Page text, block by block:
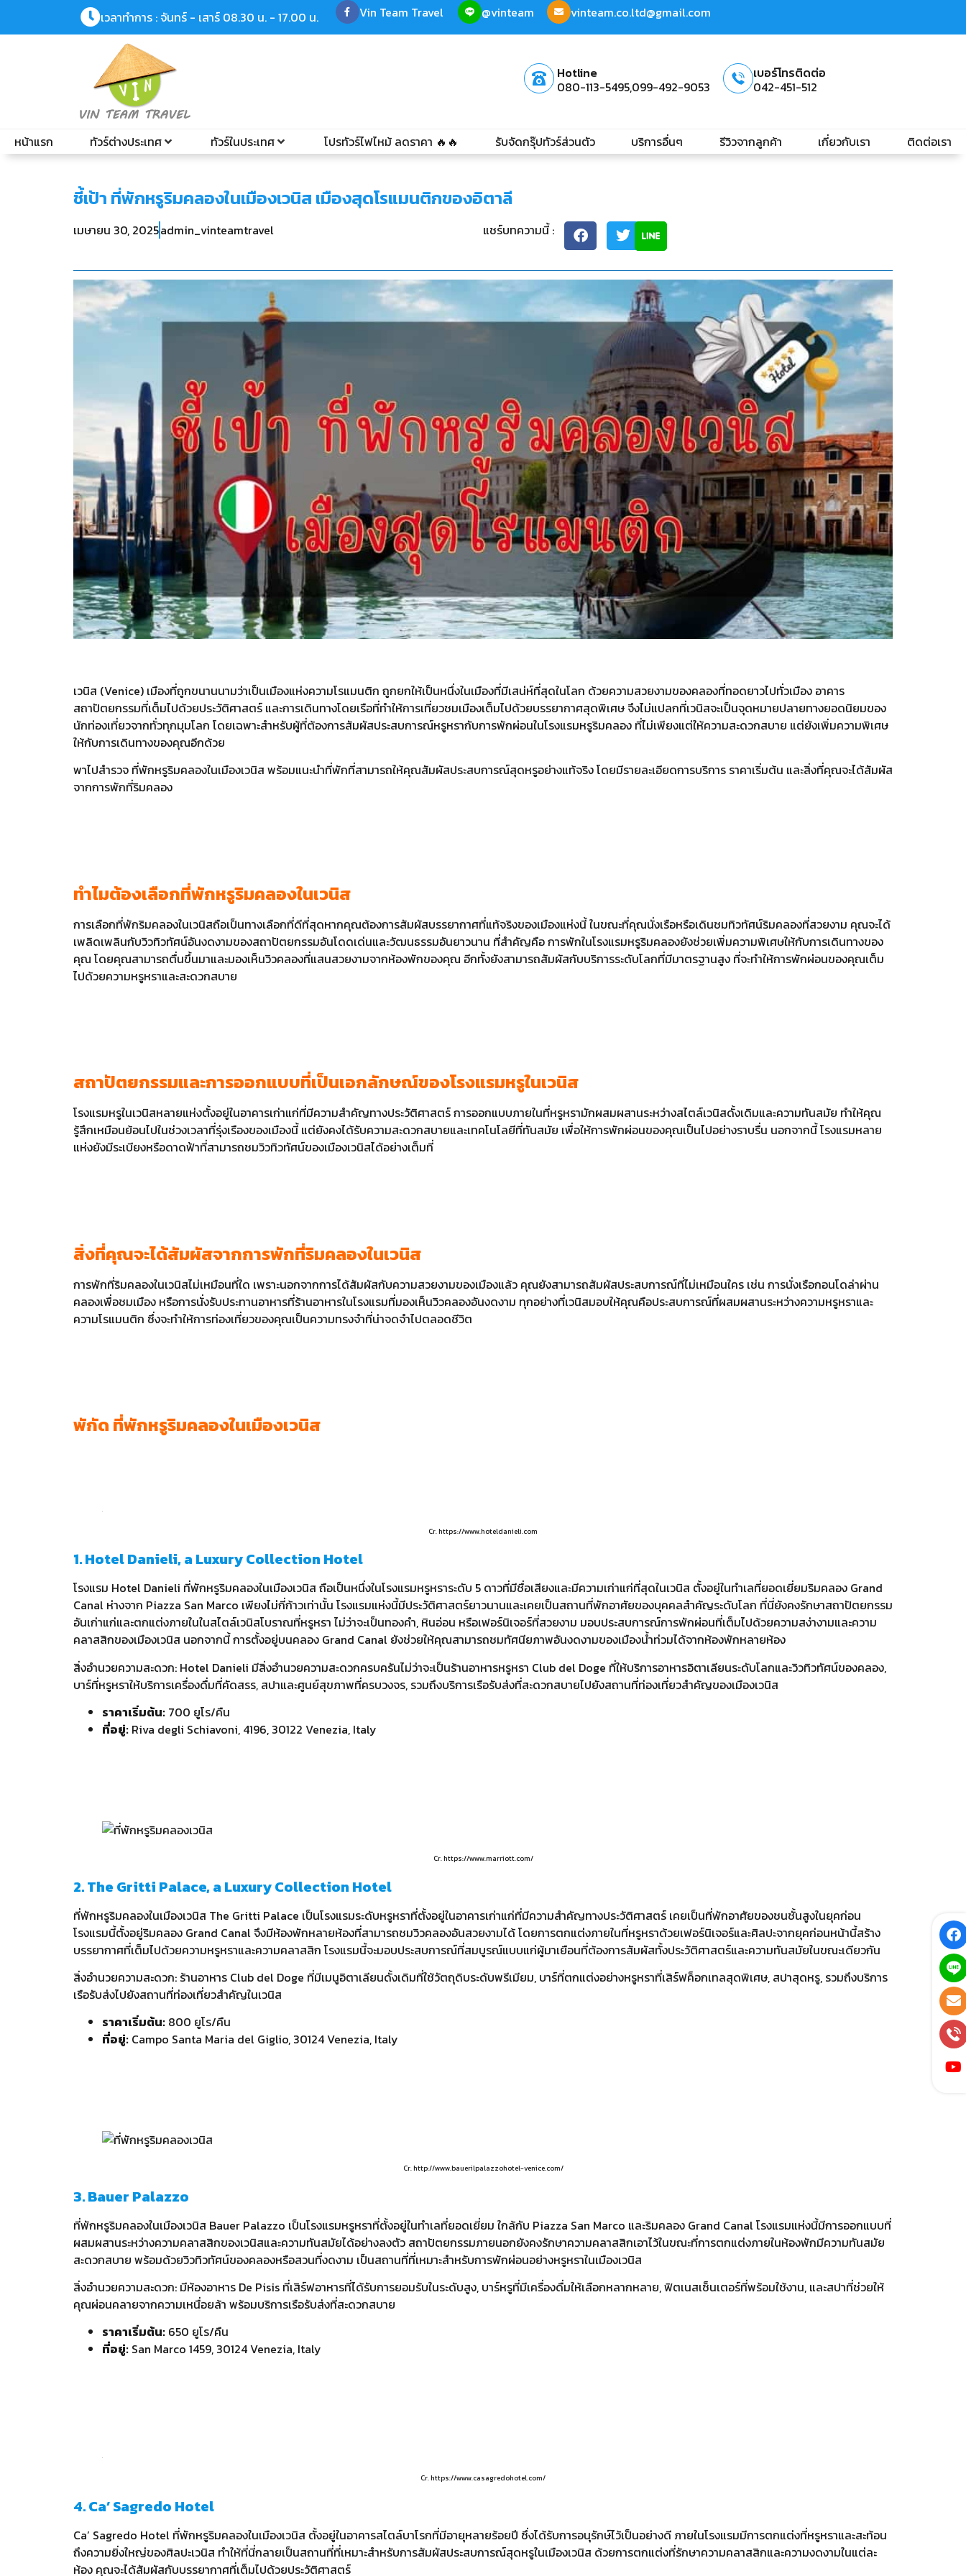
เวลาทำการ : จันทร์ - เสาร์ 08.30 น. - 17.00 น. Vin Team Travel @vinteam vinteam.co.ltd@gmail.com
Hotline
080-113-5495,099-492-9053
เบอร์โทรติดต่อ
042-451-512
หน้าแรก ทัวร์ต่างประเทศ ทัวร์ในประเทศ โปรทัวร์ไฟไหม้ ลดราคา 🔥🔥 รับจัดกรุ๊ปทัวร์ส่วนตัว บริการอื่นๆ รีวิวจากลูกค้า เกี่ยวกับเรา ติดต่อเรา
ชี้เป้า ที่พักหรูริมคลองในเมืองเวนิส เมืองสุดโรแมนติกของอิตาลี
เมษายน 30, 2025admin_vinteamtravel แชร์บทความนี้ :
เวนิส (Venice) เมืองที่ถูกขนานนามว่าเป็นเมืองแห่งความโรแมนติก ถูกยกให้เป็นหนึ่งในเมืองที่มีเสน่ห์ที่สุดในโลก ด้วยความสวยงามของคลองที่ทอดยาวไปทั่วเมือง อาคาร
สถาปัตยกรรมที่เต็มไปด้วยประวัติศาสตร์ และการเดินทางโดยเรือที่ทำให้การเที่ยวชมเมืองเต็มไปด้วยบรรยากาศสุดพิเศษ จึงไม่แปลกที่เวนิสจะเป็นจุดหมายปลายทางยอดนิยมของ
นักท่องเที่ยวจากทั่วทุกมุมโลก โดยเฉพาะสำหรับผู้ที่ต้องการสัมผัสประสบการณ์หรูหรากับการพักผ่อนในโรงแรมหรูริมคลอง ที่ไม่เพียงแต่ให้ความสะดวกสบาย แต่ยังเพิ่มความพิเศษ
ให้กับการเดินทางของคุณอีกด้วย
พาไปสำรวจ ที่พักหรูริมคลองในเมืองเวนิส พร้อมแนะนำที่พักที่สามารถให้คุณสัมผัสประสบการณ์สุดหรูอย่างแท้จริง โดยมีรายละเอียดการบริการ ราคาเริ่มต้น และสิ่งที่คุณจะได้สัมผัส
จากการพักที่ริมคลอง
ทำไมต้องเลือกที่พักหรูริมคลองในเวนิส
การเลือกที่พักริมคลองในเวนิสถือเป็นทางเลือกที่ดีที่สุดหากคุณต้องการสัมผัสบรรยากาศที่แท้จริงของเมืองแห่งนี้ ในขณะที่คุณนั่งเรือหรือเดินชมทิวทัศน์ริมคลองที่สวยงาม คุณจะได้
เพลิดเพลินกับวิวทิวทัศน์อันงดงามของสถาปัตยกรรมอันโดดเด่นและวัฒนธรรมอันยาวนาน ที่สำคัญคือ การพักในโรงแรมหรูริมคลองยังช่วยเพิ่มความพิเศษให้กับการเดินทางของ
คุณ โดยคุณสามารถตื่นขึ้นมาและมองเห็นวิวคลองที่แสนสวยงามจากห้องพักของคุณ อีกทั้งยังสามารถสัมผัสกับบริการระดับโลกที่มีมาตรฐานสูง ที่จะทำให้การพักผ่อนของคุณเต็ม
ไปด้วยความหรูหราและสะดวกสบาย
สถาปัตยกรรมและการออกแบบที่เป็นเอกลักษณ์ของโรงแรมหรูในเวนิส
โรงแรมหรูในเวนิสหลายแห่งตั้งอยู่ในอาคารเก่าแก่ที่มีความสำคัญทางประวัติศาสตร์ การออกแบบภายในที่หรูหรามักผสมผสานระหว่างสไตล์เวนิสดั้งเดิมและความทันสมัย ทำให้คุณ
รู้สึกเหมือนย้อนไปในช่วงเวลาที่รุ่งเรืองของเมืองนี้ แต่ยังคงได้รับความสะดวกสบายและเทคโนโลยีที่ทันสมัย เพื่อให้การพักผ่อนของคุณเป็นไปอย่างราบรื่น นอกจากนี้ โรงแรมหลาย
แห่งยังมีระเบียงหรือดาดฟ้าที่สามารถชมวิวทิวทัศน์ของเมืองเวนิสได้อย่างเต็มที่
สิ่งที่คุณจะได้สัมผัสจากการพักที่ริมคลองในเวนิส
การพักที่ริมคลองในเวนิสไม่เหมือนที่ใด เพราะนอกจากการได้สัมผัสกับความสวยงามของเมืองแล้ว คุณยังสามารถสัมผัสประสบการณ์ที่ไม่เหมือนใคร เช่น การนั่งเรือกอนโดล่าผ่าน
คลองเพื่อชมเมือง หรือการนั่งรับประทานอาหารที่ร้านอาหารในโรงแรมที่มองเห็นวิวคลองอันงดงาม ทุกอย่างที่เวนิสมอบให้คุณคือประสบการณ์ที่ผสมผสานระหว่างความหรูหราและ
ความโรแมนติก ซึ่งจะทำให้การท่องเที่ยวของคุณเป็นความทรงจำที่น่าจดจำไปตลอดชีวิต
พักัด ที่พักหรูริมคลองในเมืองเวนิส
Cr. https://www.hoteldanieli.com
1. Hotel Danieli, a Luxury Collection Hotel
โรงแรม Hotel Danieli ที่พักหรูริมคลองในเมืองเวนิส ถือเป็นหนึ่งในโรงแรมหรูหราระดับ 5 ดาวที่มีชื่อเสียงและมีความเก่าแก่ที่สุดในเวนิส ตั้งอยู่ในทำเลที่ยอดเยี่ยมริมคลอง Grand
Canal ห่างจาก Piazza San Marco เพียงไม่กี่ก้าวเท่านั้น โรงแรมแห่งนี้มีประวัติศาสตร์ยาวนานและเคยเป็นสถานที่พักอาศัยของบุคคลสำคัญระดับโลก ที่นี่ยังคงรักษาสถาปัตยกรรม
อันเก่าแก่และตกแต่งภายในในสไตล์เวนิสโบราณที่หรูหรา ไม่ว่าจะเป็นทองคำ, หินอ่อน หรือเฟอร์นิเจอร์ที่สวยงาม มอบประสบการณ์การพักผ่อนที่เต็มไปด้วยความสง่างามและความ
คลาสสิกของเมืองเวนิส นอกจากนี้ การตั้งอยู่บนคลอง Grand Canal ยังช่วยให้คุณสามารถชมทัศนียภาพอันงดงามของเมืองน้ำท่วมได้จากห้องพักหลายห้อง
สิ่งอำนวยความสะดวก: Hotel Danieli มีสิ่งอำนวยความสะดวกครบครันไม่ว่าจะเป็นร้านอาหารหรูหรา Club del Doge ที่ให้บริการอาหารอิตาเลียนระดับโลกและวิวทิวทัศน์ของคลอง,
บาร์ที่หรูหราให้บริการเครื่องดื่มที่คัดสรร, สปาและศูนย์สุขภาพที่ครบวงจร, รวมถึงบริการเรือรับส่งที่สะดวกสบายไปยังสถานที่ท่องเที่ยวสำคัญของเมืองเวนิส
ราคาเริ่มต้น: 700 ยูโร/คืน
ที่อยู่: Riva degli Schiavoni, 4196, 30122 Venezia, Italy
Cr. https://www.marriott.com/
2. The Gritti Palace, a Luxury Collection Hotel
ที่พักหรูริมคลองในเมืองเวนิส The Gritti Palace เป็นโรงแรมระดับหรูหราที่ตั้งอยู่ในอาคารเก่าแก่ที่มีความสำคัญทางประวัติศาสตร์ เคยเป็นที่พักอาศัยของชนชั้นสูงในยุคก่อน
โรงแรมนี้ตั้งอยู่ริมคลอง Grand Canal จึงมีห้องพักหลายห้องที่สามารถชมวิวคลองอันสวยงามได้ โดยการตกแต่งภายในที่หรูหราด้วยเฟอร์นิเจอร์และศิลปะจากยุคก่อนหน้านี้สร้าง
บรรยากาศที่เต็มไปด้วยความหรูหราและความคลาสสิก โรงแรมนี้จะมอบประสบการณ์ที่สมบูรณ์แบบแก่ผู้มาเยือนที่ต้องการสัมผัสทั้งประวัติศาสตร์และความทันสมัยในขณะเดียวกัน
สิ่งอำนวยความสะดวก: ร้านอาหาร Club del Doge ที่มีเมนูอิตาเลียนดั้งเดิมที่ใช้วัตถุดิบระดับพรีเมียม, บาร์ที่ตกแต่งอย่างหรูหราที่เสิร์ฟค็อกเทลสุดพิเศษ, สปาสุดหรู, รวมถึงบริการ
เรือรับส่งไปยังสถานที่ท่องเที่ยวสำคัญในเวนิส
ราคาเริ่มต้น: 800 ยูโร/คืน
ที่อยู่: Campo Santa Maria del Giglio, 30124 Venezia, Italy
Cr. http://www.bauerilpalazzohotel-venice.com/
3. Bauer Palazzo
ที่พักหรูริมคลองในเมืองเวนิส Bauer Palazzo เป็นโรงแรมหรูหราที่ตั้งอยู่ในทำเลที่ยอดเยี่ยม ใกล้กับ Piazza San Marco และริมคลอง Grand Canal โรงแรมแห่งนี้มีการออกแบบที่
ผสมผสานระหว่างความคลาสสิกของเวนิสและความทันสมัยได้อย่างลงตัว สถาปัตยกรรมภายนอกยังคงรักษาความคลาสสิกเอาไว้ในขณะที่การตกแต่งภายในห้องพักมีความทันสมัย
สะดวกสบาย พร้อมด้วยวิวทิวทัศน์ของคลองหรือสวนที่งดงาม เป็นสถานที่ที่เหมาะสำหรับการพักผ่อนอย่างหรูหราในเมืองเวนิส
สิ่งอำนวยความสะดวก: มีห้องอาหาร De Pisis ที่เสิร์ฟอาหารที่ได้รับการยอมรับในระดับสูง, บาร์หรูที่มีเครื่องดื่มให้เลือกหลากหลาย, ฟิตเนสเซ็นเตอร์ที่พร้อมใช้งาน, และสปาที่ช่วยให้
คุณผ่อนคลายจากความเหนื่อยล้า พร้อมบริการเรือรับส่งที่สะดวกสบาย
ราคาเริ่มต้น: 650 ยูโร/คืน
ที่อยู่: San Marco 1459, 30124 Venezia, Italy
Cr. https://www.casagredohotel.com/
4. Ca’ Sagredo Hotel
Ca’ Sagredo Hotel ที่พักหรูริมคลองในเมืองเวนิส ตั้งอยู่ในอาคารสไตล์บาโรกที่มีอายุหลายร้อยปี ซึ่งได้รับการอนุรักษ์ไว้เป็นอย่างดี ภายในโรงแรมมีการตกแต่งที่หรูหราและสะท้อน
ถึงความยิ่งใหญ่ของศิลปะเวนิส ทำให้ที่นี่กลายเป็นสถานที่ที่เหมาะสำหรับการสัมผัสประสบการณ์สุดหรูในเมืองเวนิส ด้วยการตกแต่งที่รักษาความคลาสสิกและความงดงามในแต่ละ
ห้อง คุณจะได้สัมผัสกับบรรยากาศที่เต็มไปด้วยประวัติศาสตร์